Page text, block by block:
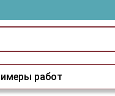
работ